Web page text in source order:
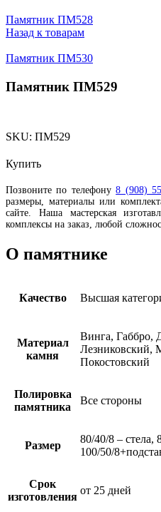
Памятник ПМ528
Назад к товарам
Памятник ПМ530
Памятник ПМ529
SKU: ПМ529
Купить
Позвоните по телефону8 (908)
размеры, материалы или
сайте. Наша мастерская
комплексы на заказ, любой
О памятнике
Качество Высшая
Материал
камня
Винга, Габбро,
Лезниковский,
Покостовский
Полировка
памятника
Все стороны
Размер
80/40/8 – стела,
100/50/
Срок
изготовления
от 25 дней